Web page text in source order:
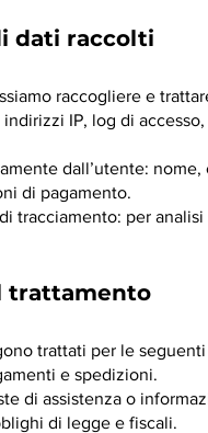
dati raccolti
raccogliere e
IP, log di
dall’utente:
di pagamento.
tracciamento: per
trattamento
trattati per le
e spedizioni.
di assistenza o
di legge e fiscali.